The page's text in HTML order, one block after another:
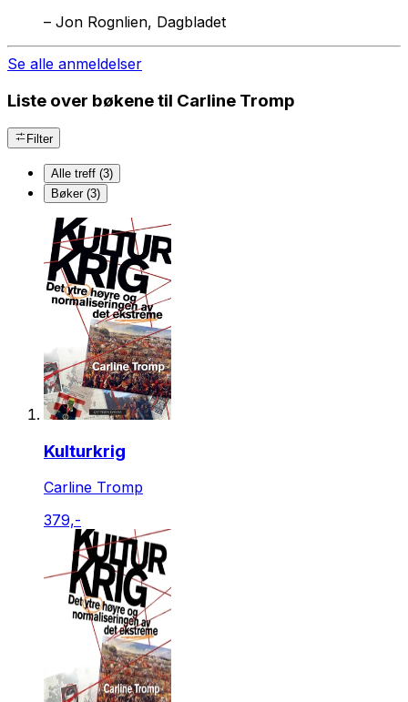
– Jon Rognlien, Dagbladet
Se alle anmeldelser
Liste over bøkene til Carline Tromp
Filter
Alle treff (3)
Bøker (3)
Kulturkrig
Carline Tromp
379,-